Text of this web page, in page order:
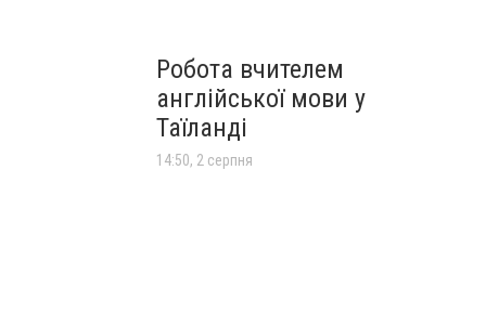
Робота вчителем
англійської мови у
Таїланді
14:50, 2 серпня